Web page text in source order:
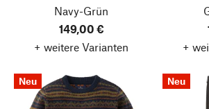
Navy-Grün
149,00 €
+ weitere Varianten
+
Neu Neu